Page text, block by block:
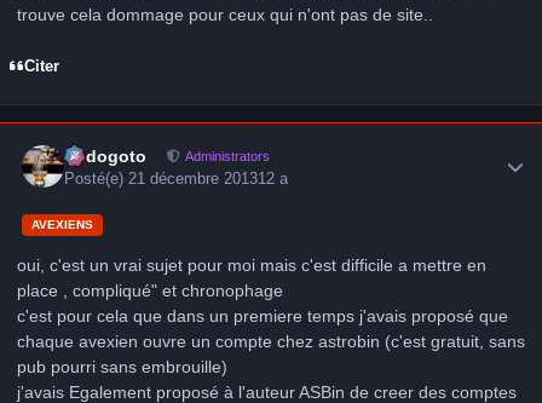
trouve cela dommage pour ceux qui n'ont pas de site..
Citer
frédogoto Administrators
Posté(e) 21 décembre 201312 a
AVEXIENS
oui, c'est un vrai sujet pour moi mais c'est difficile a mettre en
place , compliqué" et chronophage
c'est pour cela que dans un premiere temps j'avais proposé que
chaque avexien ouvre un compte chez astrobin (c'est gratuit, sans
pub pourri sans embrouille)
j'avais Egalement proposé à l'auteur ASBin de creer des comptes